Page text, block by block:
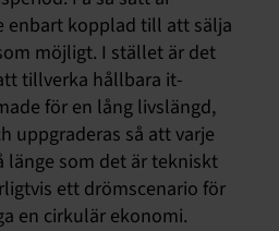
enbart kopplad till att sälja
möjligt. I stället är det
tillverka hållbara it-
för en lång livslängd,
uppgraderas så att varje
länge som det är tekniskt
ett drömscenario för
en cirkulär ekonomi.